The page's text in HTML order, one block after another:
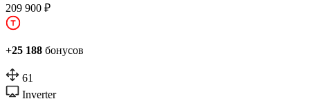
209 900 ₽
+25 188 бонусов
61
Inverter